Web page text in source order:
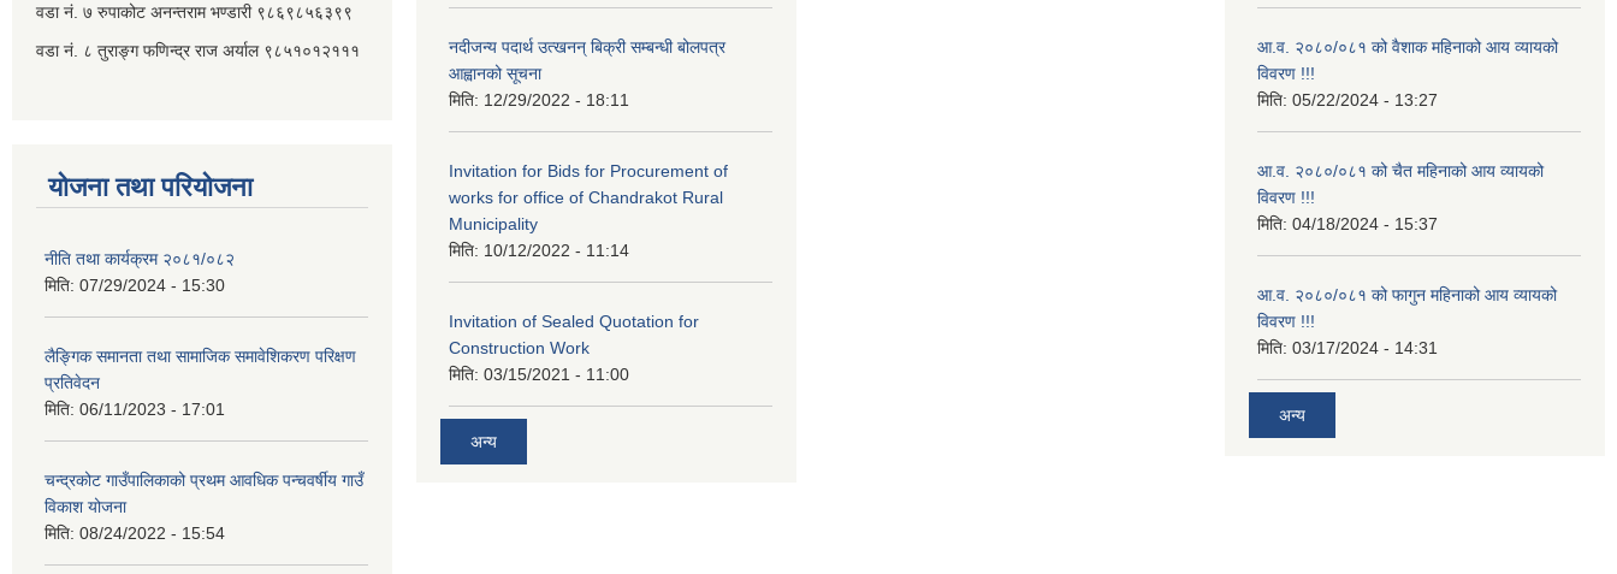
वडा नं. ७ ‌‍रुपाकोट अनन्तराम भण्डारी ९८६९८५६३९९
वडा नं. ८ तुराङ्ग फणिन्द्र राज अर्याल ९८५१०१२१११
योजना तथा परियोजना
नीति तथा कार्यक्रम २०८१/०८२
मिति: 07/29/2024 - 15:30
लैङ्गिक समानता तथा सामाजिक समावेशिकरण परिक्षण
प्रतिवेदन
मिति: 06/11/2023 - 17:01
चन्द्रकोट गाउँपालिकाको प्रथम आवधिक पन्चवर्षीय गाउँ
विकाश योजना
मिति: 08/24/2022 - 15:54
नदीजन्य पदार्थ उत्खनन् बिक्री सम्बन्धी बोलपत्र
आह्वानको सूचना
मिति: 12/29/2022 - 18:11
Invitation for Bids for Procurement of
works for office of Chandrakot Rural
Municipality
मिति: 10/12/2022 - 11:14
Invitation of Sealed Quotation for
Construction Work
मिति: 03/15/2021 - 11:00
अन्य
आ.व. २०८०/०८१ को वैशाक महिनाको आय व्यायको
विवरण !!!
मिति: 05/22/2024 - 13:27
आ.व. २०८०/०८१ को चैत महिनाको आय व्यायको
विवरण !!!
मिति: 04/18/2024 - 15:37
आ.व. २०८०/०८१ को फागुन महिनाको आय व्यायको
विवरण !!!
मिति: 03/17/2024 - 14:31
अन्य